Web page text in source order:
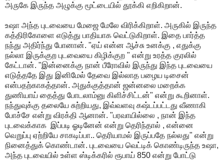
அருகே இருந்த அழுக்கு மூட்டையில் தூக்கி எறிகிறான்.
உஷா அந்த புடவையை மேஜை மேலே விரிக்கிறாள். அருகில் இருந்த
கத்திரிகோளை எடுத்து பாதியாக வெட்டுகிறாள். இதை பார்த்த
நந்து அதிர்ந்து போனான். "ஏய் என்ன ஆச்சு உனக்கு , எதுக்கு
நல்லா இருக்குற புடவையை கிழிக்குற " என்று உரத்த குரலில்
கேட்டான். "இன்னைக்கு நான் பீரோவில் இருந்து இந்த புடவையை
எடுத்ததே இது இனிமேல் தேவை இல்லாத பழைய டிசைன்
என்பதற்காகத்தான். அதுக்குத்தான் ஜன்னலை மறைக்க
துணியாய் தைத்து போடலாம்னு கிளிச்சிட்டன்" என்று கூறினாள்.
நந்துவுக்கு தலையே சுற்றியது, இவ்வளவு கஷ்டப்பட்டது வீணாகி
போச்சே என்று விரக்தி ஆனான். "பரவாயில்லை , நான் இந்த
புடவைக்காக இப்படி ஓடினேன் என்று தெரிந்தால் , என்னை
வெறுப்பு ஏற்றியே சாகடிப்பா.. தெரியாமல் இருப்பதே நல்லது" என்று
நினைத்துக் கொண்டான். புடவையை வெட்டிக் கொண்டிருந்த உஷா,
அந்த புடவையில் உள்ள ஸ்டிக்கரில் ரூபாய் 850 என்று போட்டு